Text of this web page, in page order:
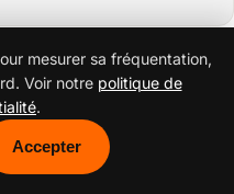
Vienne →
mesurer sa fréquentation,
Voir notre politique de
.
Accepter